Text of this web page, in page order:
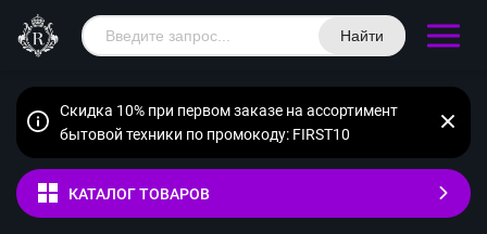
Найти
Скидка 10% при первом заказе на ассортимент
бытовой техники по промокоду: FIRST10
КАТАЛОГ ТОВАРОВ